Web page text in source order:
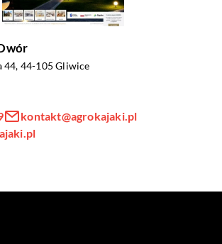
44, 44-105 Gliwice
kontakt@agrokajaki.pl